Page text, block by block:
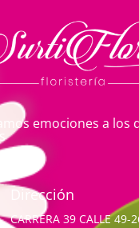
emociones a los
Dirección
CARRERA 39 CALLE 49-